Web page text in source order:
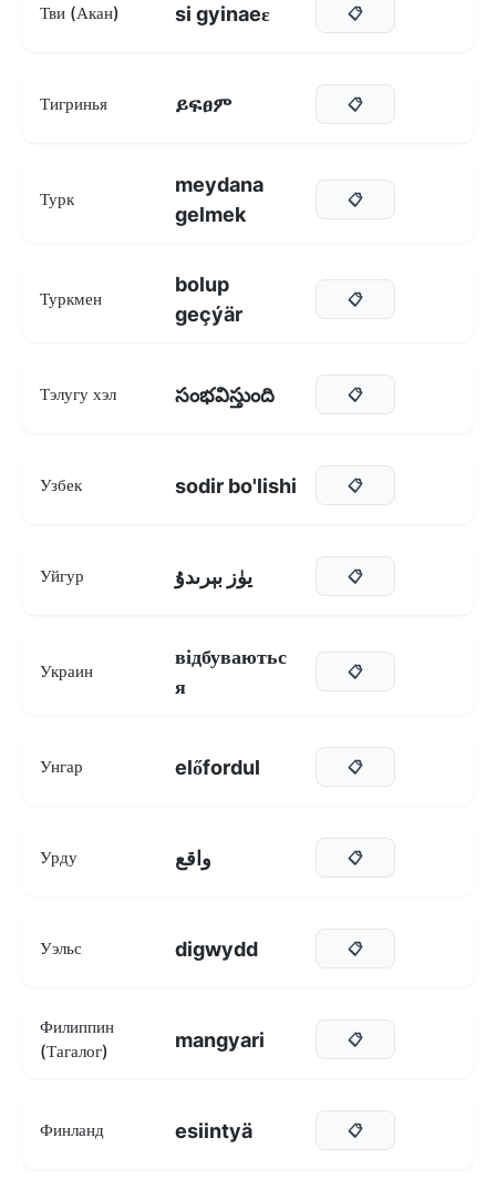
Тви (Акан) si gyinaeɛ 📋
Тигринья ይፍፀም 📋
Турк
meydana
gelmek
📋
Туркмен
bolup
geçýär
📋
Тэлугу хэл సంభవిస్తుంది 📋
Узбек sodir bo'lishi 📋
Уйгур يۈز بېرىدۇ 📋
Украин
відбуваютьс
я
📋
Унгар előfordul 📋
Урду واقع 📋
Уэльс digwydd 📋
Филиппин
(Тагалог)
mangyari 📋
Финланд esiintyä 📋